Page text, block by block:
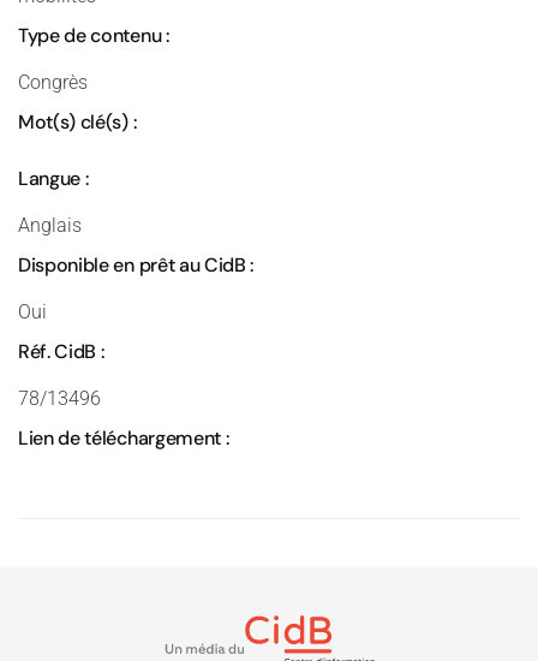
Type de contenu :
Congrès
Mot(s) clé(s) :
Langue :
Anglais
Disponible en prêt au CidB :
Oui
Réf. CidB :
78/13496
Lien de téléchargement :